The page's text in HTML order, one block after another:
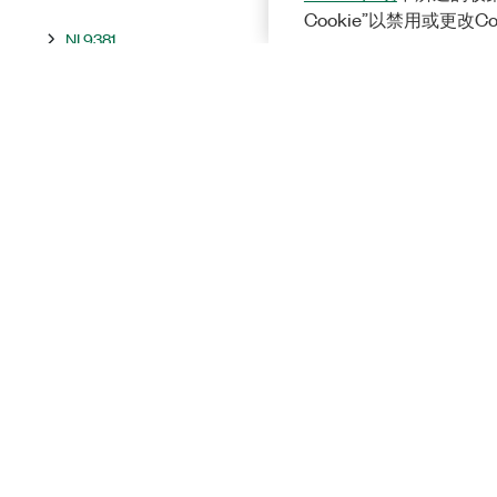
NI 9381
Cookie”以禁用或更改